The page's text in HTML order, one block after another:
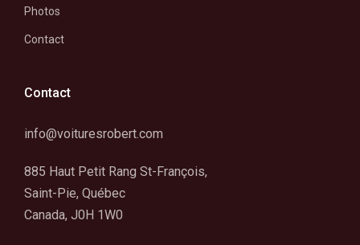
Photos
Contact
Contact
info@voituresrobert.com
885 Haut Petit Rang St-François,
Saint-Pie, Québec
Canada, J0H 1W0